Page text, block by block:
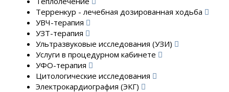
Терренкур - лечебная дозированная ходьба
УВЧ-терапия
УЗТ-терапия
Ультразвуковые исследования (УЗИ)
Услуги в процедурном кабинете
УФО-терапия
Цитологические исследования
Электрокардиография (ЭКГ)